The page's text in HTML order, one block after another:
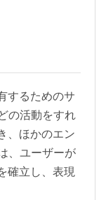
するためのサ
の活動をすれ
、ほかのエン
、ユーザーが
確立し、表現